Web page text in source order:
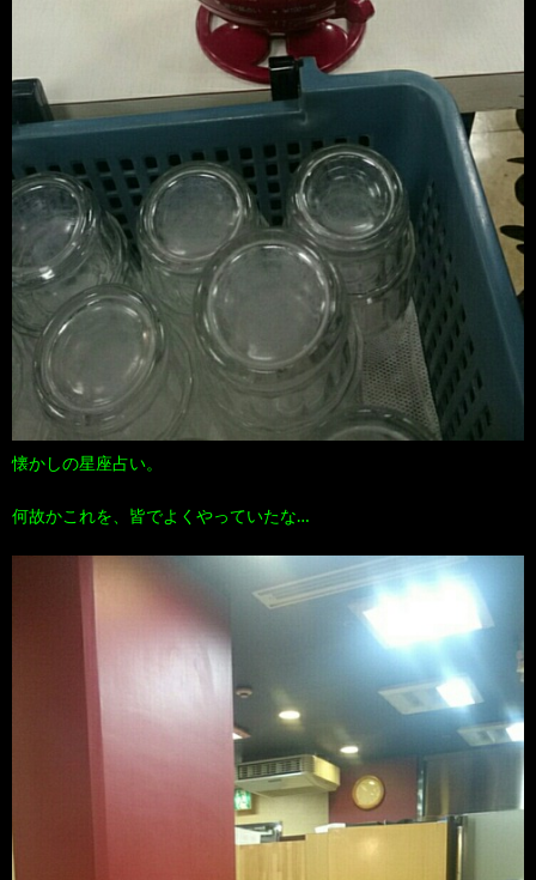
懐かしの星座占い。
何故かこれを、皆でよくやっていたな…